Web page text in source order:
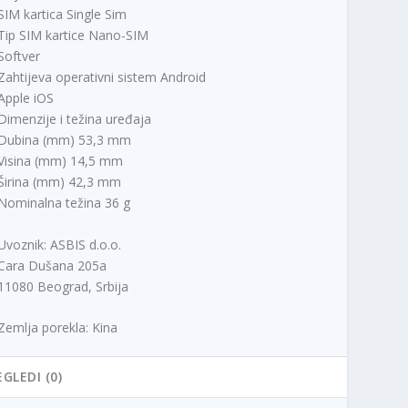
kartica Single Sim
SIM kartice Nano-SIM
operativni sistem Android
iOS
i težina uređaja
(mm) 53,3 mm
(mm) 14,5 mm
(mm) 42,3 mm
težina 36 g
ASBIS d.o.o.
Dušana 205a
Beograd, Srbija
porekla: Kina
(0)